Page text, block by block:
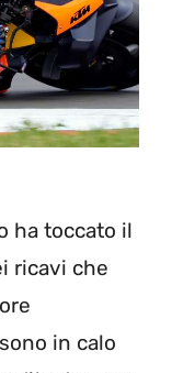
ha toccato il
ricavi che
in calo